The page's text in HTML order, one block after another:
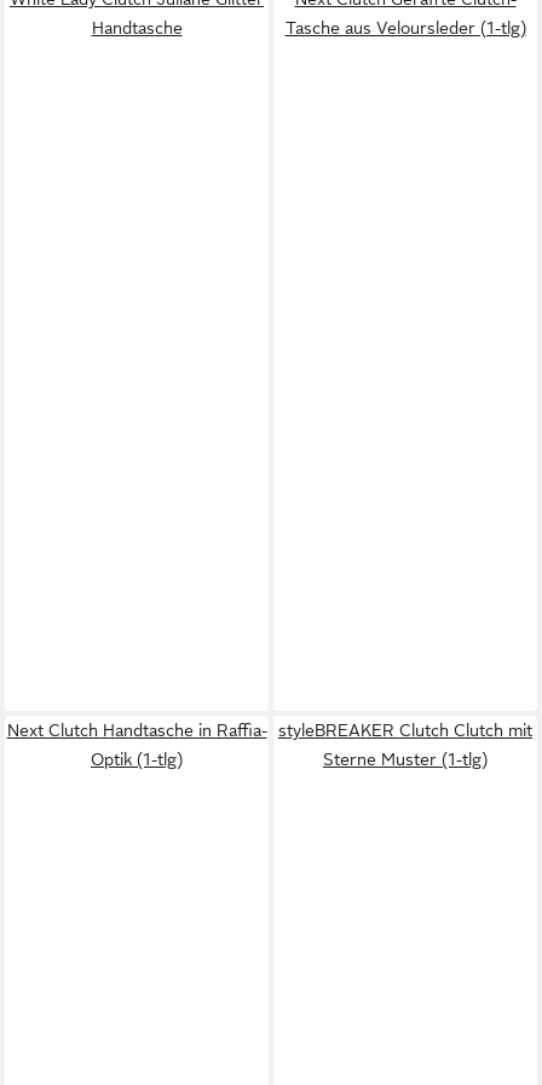
Handtasche
Tasche aus Veloursleder (1-tlg)
Next Clutch Handtasche in Raffia-
Optik (1-tlg)
styleBREAKER Clutch Clutch mit
Sterne Muster (1-tlg)